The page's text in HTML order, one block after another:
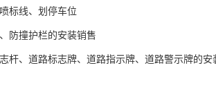
标线、划停车位
防撞护栏的安装销售
杆、道路标志牌、道路指示牌、道路警示牌的安